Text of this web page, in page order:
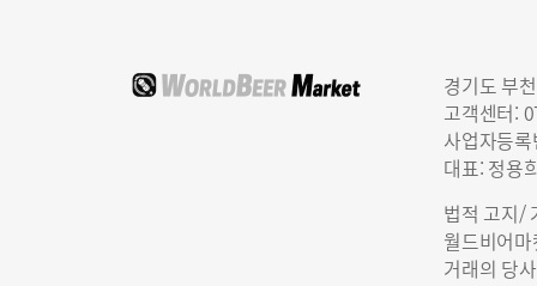
경기도 부
고객센터:
사업자등
대표: 정용
법적 고지/
월드비어
거래의 당